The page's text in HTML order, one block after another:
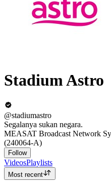
Stadium Astro
@stadiumastro
Segalanya sukan negara.
MEASAT Broadcast Network
(240064-A)
Follow
VideosPlaylists
Most recent